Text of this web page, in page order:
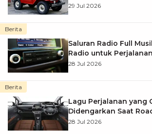
Indonesia
29 Jul 2026
Berita
Saluran Radio Full
Radio untuk Perjalanan
28 Jul 2026
Berita
Lagu Perjalanan yang
Didengarkan Saat
Perjalanan Makin
28 Jul 2026